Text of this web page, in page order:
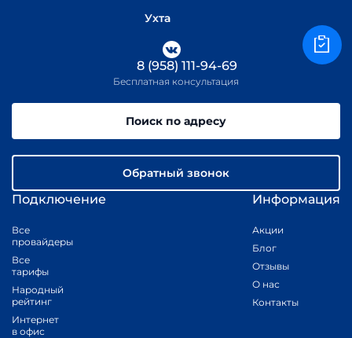
Ухта
Подключение
Все
провайдеры
Все
тарифы
Народный
рейтинг
Интернет
в офис
Информация
Акции
Блог
Отзывы
О нас
Контакты
8 (958) 111-94-69
Бесплатная консультация
Поиск по адресу
Обратный звонок